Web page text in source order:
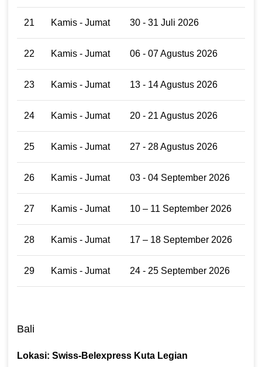
21 Kamis - Jumat 30 - 31 Juli 2026
22 Kamis - Jumat 06 - 07 Agustus 2026
23 Kamis - Jumat 13 - 14 Agustus 2026
24 Kamis - Jumat 20 - 21 Agustus 2026
25 Kamis - Jumat 27 - 28 Agustus 2026
26 Kamis - Jumat 03 - 04 September 2026
27 Kamis - Jumat 10 – 11 September 2026
28 Kamis - Jumat 17 – 18 September 2026
29 Kamis - Jumat 24 - 25 September 2026
Bali
Lokasi: Swiss-Belexpress Kuta Legian